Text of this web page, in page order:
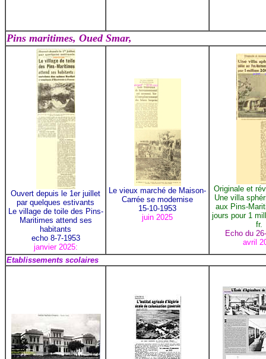
Pins maritimes, Oued Smar,
Ouvert depuis le 1er juillet
par quelques estivants
Le village de toile des Pins-
Maritimes attend ses
habitants
echo 8-7-1953
janvier 2025:
Le vieux marché de Maison-
Carrée se modernise
15-10-1953
juin 2025
Originale et
Une villa
aux Pins-
jours pour 1
fr.
Echo du
avril
Etablissements scolaires